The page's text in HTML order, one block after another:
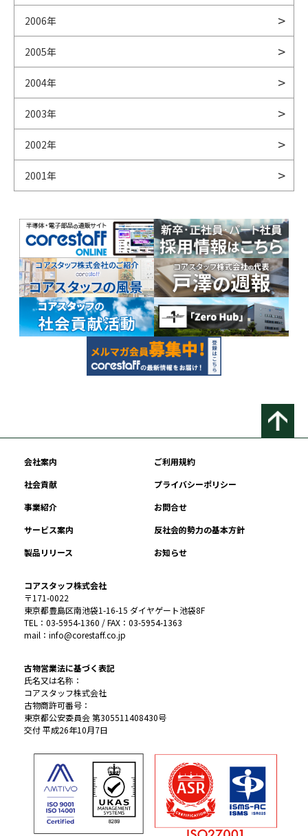
2006年
2005年
2004年
2003年
2002年
2001年
会社案内
ご利用規約
社会貢献
プライバシーポリシー
事業紹介
お問合せ
サービス案内
反社会的勢力の基本方針
製品リリース
お知らせ
コアスタッフ株式会社
〒171-0022
東京都豊島区南池袋1-16-15 ダイヤゲート池袋8F
TEL：03-5954-1360 / FAX：03-5954-1363
mail：info@corestaff.co.jp
古物営業法に基づく表記
氏名又は名称：
コアスタッフ株式会社
古物商許可番号：
東京都公安委員会 第305511408430号
交付 平成26年10月7日